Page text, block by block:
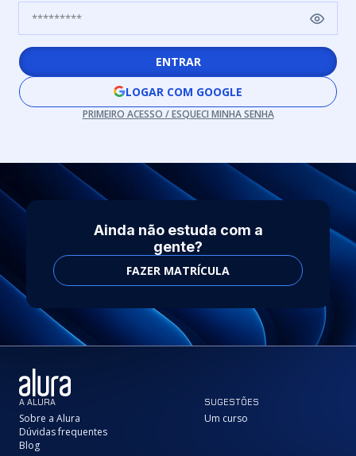
ENTRAR
LOGAR COM GOOGLE
PRIMEIRO ACESSO / ESQUECI MINHA SENHA
Ainda não estuda com a
gente?
FAZER MATRÍCULA
A ALURA
Sobre a Alura
Dúvidas frequentes
Blog
SUGESTÕES
Um curso